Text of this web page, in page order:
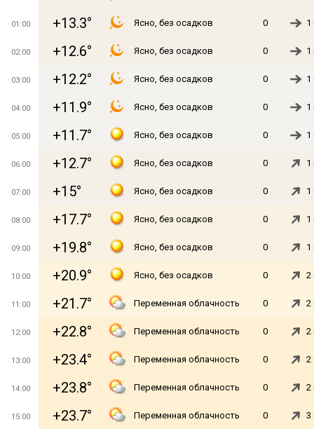
01:00 +13.3° Ясно, без осадков 0 1
02:00 +12.6° Ясно, без осадков 0 1
03:00 +12.2° Ясно, без осадков 0 1
04:00 +11.9° Ясно, без осадков 0 1
05:00 +11.7° Ясно, без осадков 0 1
06:00 +12.7° Ясно, без осадков 0 1
07:00 +15° Ясно, без осадков 0 1
08:00 +17.7° Ясно, без осадков 0 1
09:00 +19.8° Ясно, без осадков 0 1
10:00 +20.9° Ясно, без осадков 0 2
11:00 +21.7° Переменная облачность 0 2
12:00 +22.8° Переменная облачность 0 2
13:00 +23.4° Переменная облачность 0 2
14:00 +23.8° Переменная облачность 0 2
15:00 +23.7° Переменная облачность 0 3